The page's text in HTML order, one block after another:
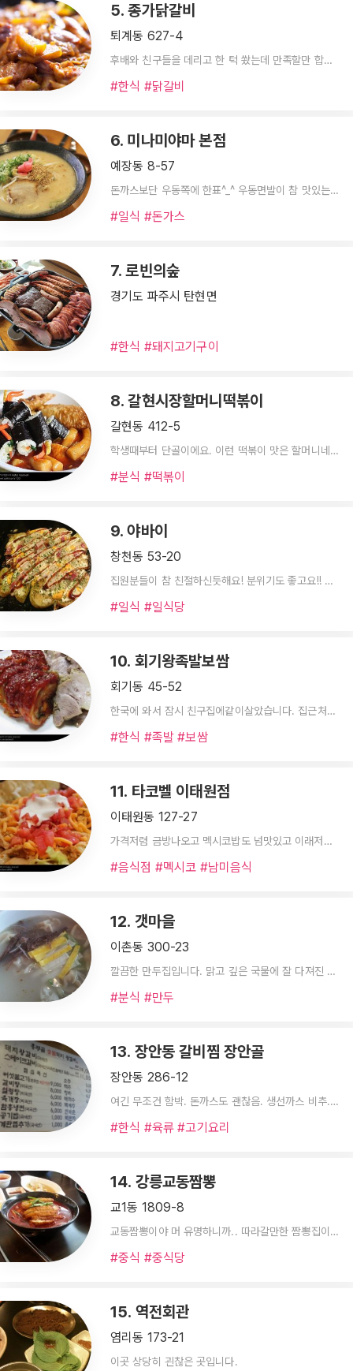
5. 종가닭갈비
퇴계동 627-4
후배와 친구들을 데리고 한 턱 쐈는데 만족할만 합니다. 가격이 그리 비싸지는 않고 맛도 좋습니다. 정말 후회 없는 시간이 될 듯 싶습니다.
#한식 #닭갈비
6. 미나미야마 본점
예장동 8-57
돈까스보단 우동쪽에 한표^_^ 우동면발이 참 맛있는 곳이에요. 수타우동집이 은근히 찾기 어려운데 여기 면발 쫄깃하면서 맛있더라구요. 돈까스는 좀 느끼해서 ㅠㅠ
#일식 #돈가스
7. 로빈의숲
경기도 파주시 탄현면
#한식 #돼지고기구이
8. 갈현시장할머니떡볶이
갈현동 412-5
학생때부터 단골이에요. 이런 떡볶이 맛은 할머니네밖에 없을듯..ㅋㅋ
#분식 #떡볶이
9. 야바이
창천동 53-20
집원분들이 참 친절하신듯해요! 분위기도 좋고요!! 가격도 맣이비싸진않았어요~
#일식 #일식당
10. 회기왕족발보쌈
회기동 45-52
한국에 와서 잠시 친구집에같이살았습니다. 집근처에있었는데 대학가이기도하고
#한식 #족발 #보쌈
11. 타코벨 이태원점
이태원동 127-27
가격저렴 금방나오고 멕시코밥도 넘맛있고 이래저래 가격대비 만족스러워요. 패스트푸드점치고는 굿
#음식점 #멕시코 #남미음식
12. 갯마을
이촌동 300-23
깔끔한 만두집입니다. 맑고 깊은 국물에 잘 다져진 야채와 고기들이 채워진 만두가 상당히 만족스러웠습니다.
#분식 #만두
13. 장안동 갈비찜 장안골
장안동 286-12
여긴 무조건 함박. 돈까스도 괜찮음. 생선까스 비추. 설렁탕도 인기있는 듯. 김치도 맛있다. 김치는 미리 넉넉히 덜어놓을것. 중간에 김치항아리 가져감. 추천!!!
#한식 #육류 #고기요리
14. 강릉교동짬뽕
교1동 1809-8
교동짬뽕이야 머 유명하니까.. 따라갈만한 짬뽕집이 어디 그리 많진 않잖아요. 아주 추천.
#중식 #중식당
15. 역전회관
염리동 173-21
이곳 상당히 괸찮은 곳입니다.